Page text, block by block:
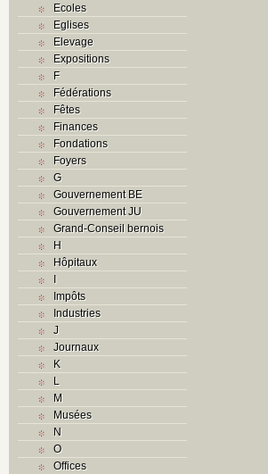
Ecoles
Eglises
Elevage
Expositions
F
Fédérations
Fêtes
Finances
Fondations
Foyers
G
Gouvernement BE
Gouvernement JU
Grand-Conseil bernois
H
Hôpitaux
I
Impôts
Industries
J
Journaux
K
L
M
Musées
N
O
Offices